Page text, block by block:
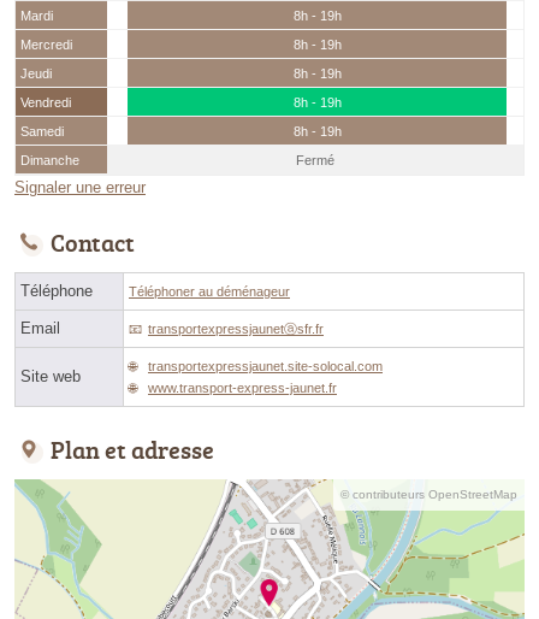
Mardi
8h - 19h
Mercredi
8h - 19h
Jeudi
8h - 19h
Vendredi
8h - 19h
Samedi
8h - 19h
Dimanche
Fermé
Signaler une erreur
Contact
Téléphone Téléphoner au déménageur
Email transportexpressjaunetⓐsfr.fr
Site web
transportexpressjaunet.site-solocal.com
www.transport-express-jaunet.fr
Plan et adresse
© contributeurs OpenStreetMap